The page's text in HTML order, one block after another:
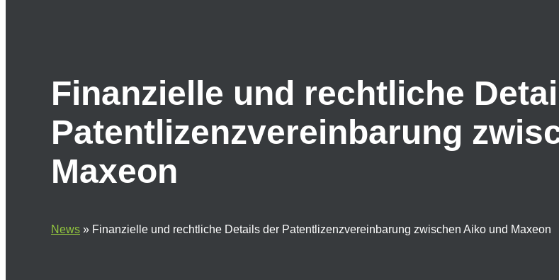
Finanzielle und rechtliche
Patentlizenzvereinbarung
Maxeon
News » Finanzielle und rechtliche Details der Patentlizenzvereinbarung zwischen Aiko und Maxeon